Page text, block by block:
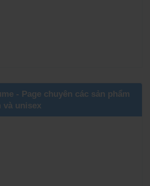
- Page chuyên các sản phẩm
và unisex